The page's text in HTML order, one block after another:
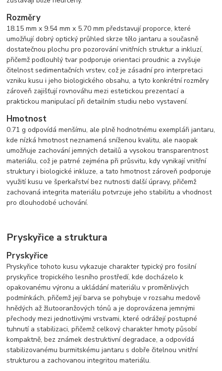
Rozměry
18.15 mm x 9.54 mm x 5.70 mm představují proporce, které
umožňují dobrý optický průhled skrze tělo jantaru a současně
dostatečnou plochu pro pozorování vnitřních struktur a inkluzí,
přičemž podlouhlý tvar podporuje orientaci proudnic a zvyšuje
čitelnost sedimentačních vrstev, což je zásadní pro interpretaci
vzniku kusu i jeho biologického obsahu, a tyto konkrétní rozměry
zároveň zajišťují rovnováhu mezi estetickou prezentací a
praktickou manipulací při detailním studiu nebo vystavení.
Hmotnost
0.71 g odpovídá menšímu, ale plně hodnotnému exempláři jantaru,
kde nízká hmotnost neznamená sníženou kvalitu, ale naopak
umožňuje zachování jemných detailů a vysokou transparentnost
materiálu, což je patrné zejména při průsvitu, kdy vynikají vnitřní
struktury i biologické inkluze, a tato hmotnost zároveň podporuje
využití kusu ve šperkařství bez nutnosti další úpravy, přičemž
zachovaná integrita materiálu potvrzuje jeho stabilitu a vhodnost
pro dlouhodobé uchování.
Pryskyřice a struktura
Pryskyřice
Pryskyřice tohoto kusu vykazuje charakter typický pro fosilní
pryskyřice tropického lesního prostředí, kde docházelo k
opakovanému výronu a ukládání materiálu v proměnlivých
podmínkách, přičemž její barva se pohybuje v rozsahu medově
hnědých až žlutooranžových tónů a je doprovázena jemnými
přechody mezi jednotlivými vrstvami, které odrážejí postupné
tuhnutí a stabilizaci, přičemž celkový charakter hmoty působí
kompaktně, bez známek destruktivní degradace, a odpovídá
stabilizovanému burmitskému jantaru s dobře čitelnou vnitřní
strukturou a zachovanou integritou materiálu.